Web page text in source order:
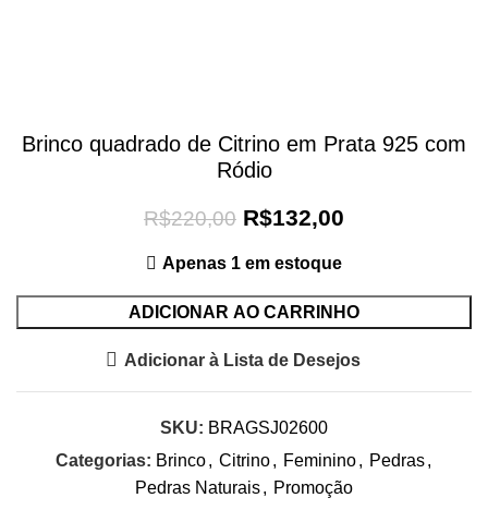
Brinco quadrado de Citrino em Prata 925 com
Ródio
R$220,00 R$132,00
Apenas 1 em estoque
ADICIONAR AO CARRINHO
Adicionar à Lista de Desejos
SKU: BRAGSJ02600
Categorias: Brinco , Citrino , Feminino , Pedras ,
Pedras Naturais, Promoção